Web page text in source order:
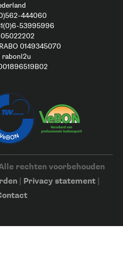
444060
53995996
05022202
0149345070
rabonl2u
rechten voorbehouden
Privacy statement